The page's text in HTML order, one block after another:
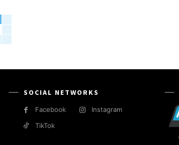
SOCIAL NETWORKS
Facebook
Instagram
TikTok